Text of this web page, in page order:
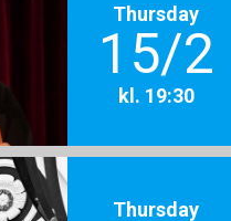
Thursday
15/2
kl. 19:30
Thursday